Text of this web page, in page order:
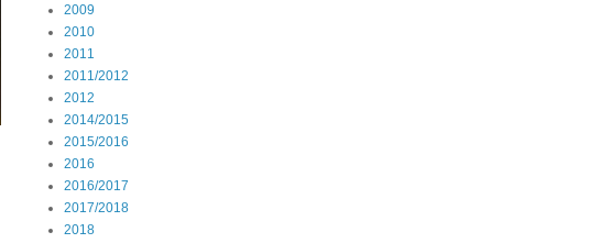
2009
2010
2011
2011/2012
2012
2014/2015
2015/2016
2016
2016/2017
2017/2018
2018